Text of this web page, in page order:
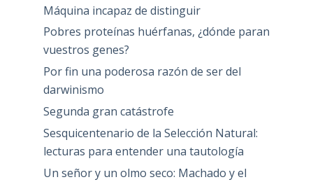
Máquina incapaz de distinguir
Pobres proteínas huérfanas, ¿dónde paran
vuestros genes?
Por fin una poderosa razón de ser del
darwinismo
Segunda gran catástrofe
Sesquicentenario de la Selección Natural:
lecturas para entender una tautología
Un señor y un olmo seco: Machado y el